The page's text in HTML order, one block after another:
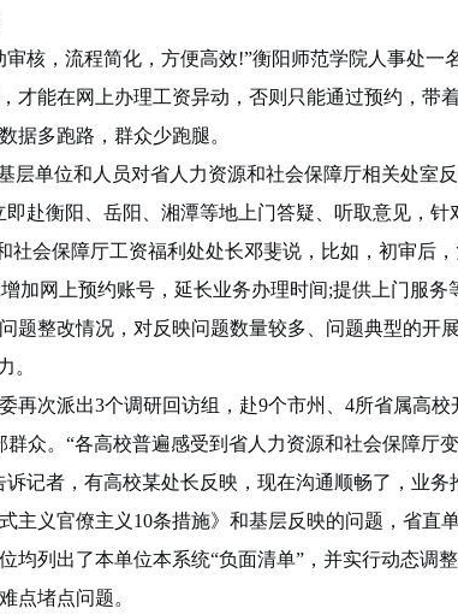
，流程简化，方便高效!”衡阳师范学院人事处一
才能在网上办理工资异动，否则只能通过预约，带
据多跑路，群众少跑腿。
单位和人员对省人力资源和社会保障厅相关处室反
衡阳、岳阳、湘潭等地上门答疑、听取意见，针
社会保障厅工资福利处处长邓斐说，比如，初审后
加网上预约账号，延长业务办理时间;提供上门服务
整改情况，对反映问题数量较多、问题典型的开
。
次派出3个调研回访组，赴9个市州、4所省属高校
群众。“各高校普遍感受到省人力资源和社会保障厅
记者，有高校某处长反映，现在沟通顺畅了，业务
义官僚主义10条措施》和基层反映的问题，省直单
均列出了本单位本系统“负面清单”，并实行动态调
点堵点问题。